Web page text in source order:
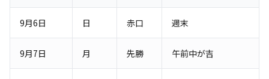
9月6日 日 赤口 週末
9月7日 月 先勝 午前中が吉